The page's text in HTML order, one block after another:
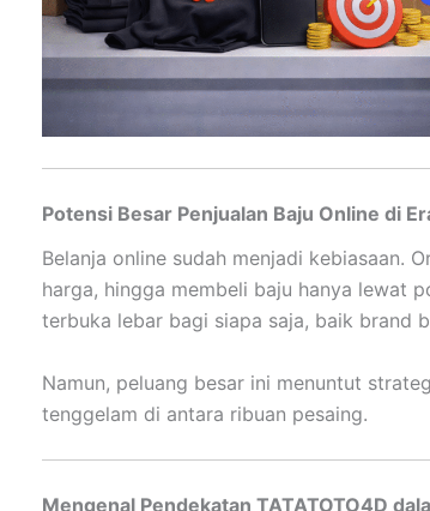
Potensi Besar Penjualan Baju Online di
Belanja online sudah menjadi kebiasaan.
harga, hingga membeli baju hanya lewat
terbuka lebar bagi siapa saja, baik brand
Namun, peluang besar ini menuntut
tenggelam di antara ribuan pesaing.
Mengenal Pendekatan TATATOTO4D